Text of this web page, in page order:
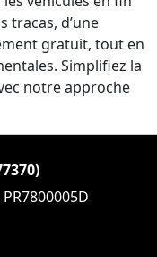
tracas, d’une
gratuit, tout en
Simplifiez la
notre approche